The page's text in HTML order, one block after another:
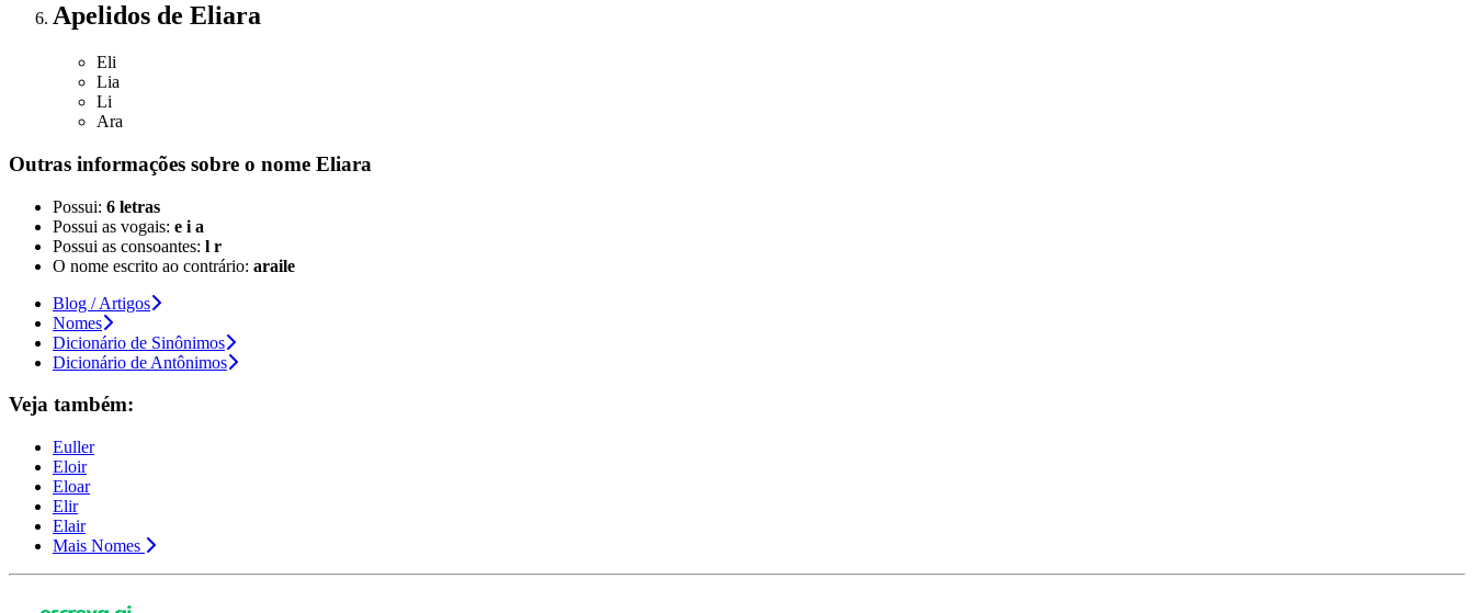
Apelidos de Eliara
Eli
Lia
Li
Ara
Outras informações sobre o nome Eliara
Possui: 6 letras
Possui as vogais: e i a
Possui as consoantes: l r
O nome escrito ao contrário: araile
Blog / Artigos
Nomes
Dicionário de Sinônimos
Dicionário de Antônimos
Veja também:
Euller
Eloir
Eloar
Elir
Elair
Mais Nomes